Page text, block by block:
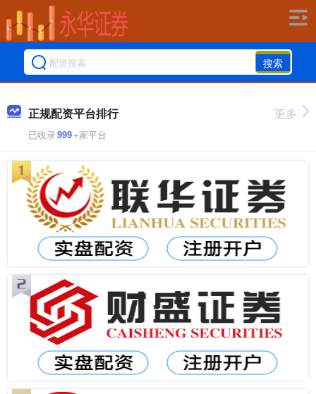
搜索
正规配资平台排行
已收录999+家平台
更多